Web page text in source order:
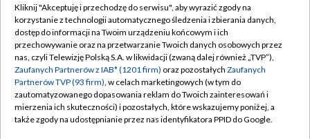
TVP
Abonament TVP
Emisja w TVP
Centrum informacji TVP
Naziemna Telewizja Cyfrowa
Regulamin TVP
Polityka prywatności
Moje zgody
Pomoc
Kliknij "Akceptuję i przechodzę do serwisu", aby wyrazić zgody na
korzystanie z technologii automatycznego śledzenia i zbierania danych,
dostęp do informacji na Twoim urządzeniu końcowym i ich
przechowywanie oraz na przetwarzanie Twoich danych osobowych przez
nas, czyli Telewizję Polską S.A. w likwidacji (zwaną dalej również „TVP”),
Zaufanych Partnerów z IAB* (1201 firm) oraz pozostałych Zaufanych
Partnerów TVP (93 firm), w celach marketingowych (w tym do
zautomatyzowanego dopasowania reklam do Twoich zainteresowań i
mierzenia ich skuteczności) i pozostałych, które wskazujemy poniżej, a
także zgody na udostępnianie przez nas identyfikatora PPID do Google.